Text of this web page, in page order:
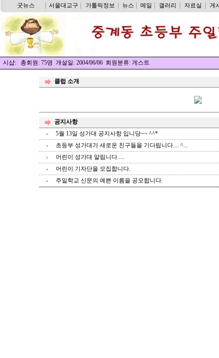
굿뉴스 서울대교구 가톨릭정보 뉴스 메일 갤러리 자료실 게
시샵: 총회원: 75명 개설일: 2004/06/06 회원분류: 게스트
클럽 소개
공지사항
5월 13일 성가대 공지사항 입니당~~ ^^*
초등부 성가대가 새로운 친구들을 기다립니다.... ^...
어린이 성가대 알립니다.....
어린이 기자단을 모집합니다.
주일학교 신문의 예쁜 이름을 공모합니다.